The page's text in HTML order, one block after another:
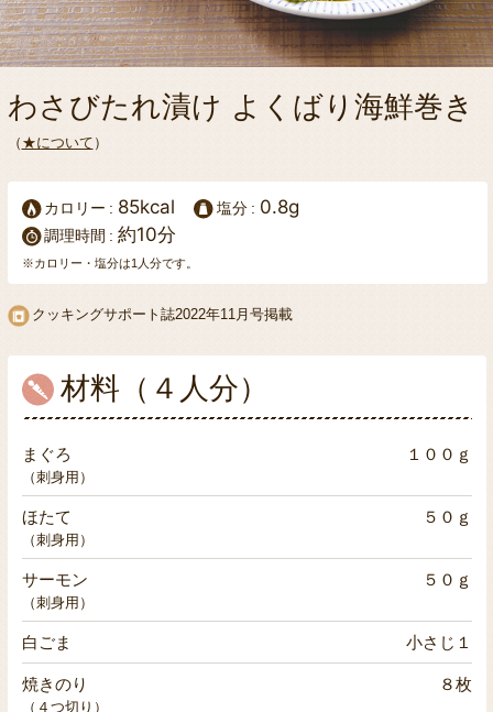
わさびたれ漬け よくばり海鮮巻き
（ ★について ）
カロリー 85kcal 塩分 0.8g
調理時間 約10分
※カロリー・塩分は1人分です。
クッキングサポート誌2022年11月号掲載
材料（４人分）
まぐろ １００ｇ
（刺身用）
ほたて ５０ｇ
（刺身用）
サーモン ５０ｇ
（刺身用）
白ごま 小さじ１
焼きのり ８枚
（４つ切り）